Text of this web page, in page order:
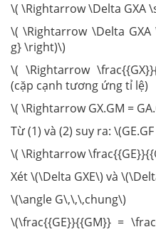
\( \Rightarrow \Delta GXA
\( \Rightarrow \Delta
g} \right)\)
\( \Rightarrow
(cặp cạnh tương ứng tỉ lệ)
\( \Rightarrow GX.GM =
Từ (1) và (2) suy ra:
\( \Rightarrow
Xét \(\Delta GXE\) và
\(\angle G\,\,\,chung\)
\(\frac{{GE}}{{GM}} =